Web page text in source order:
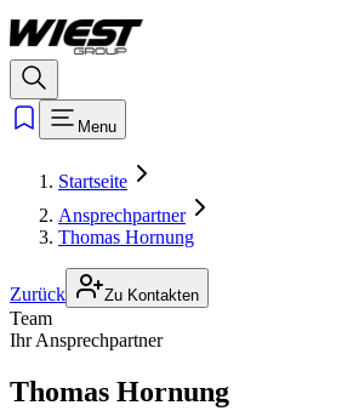
Menu
Startseite
Ansprechpartner
Thomas Hornung
Zurück Zu Kontakten
Team
Ihr Ansprechpartner
Thomas Hornung